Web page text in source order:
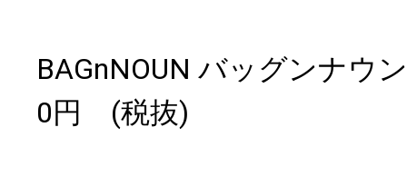
BAGnNOUN バッグンナ
0円 (税抜)